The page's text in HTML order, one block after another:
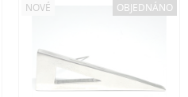
NOVÉ OBJEDNÁNO